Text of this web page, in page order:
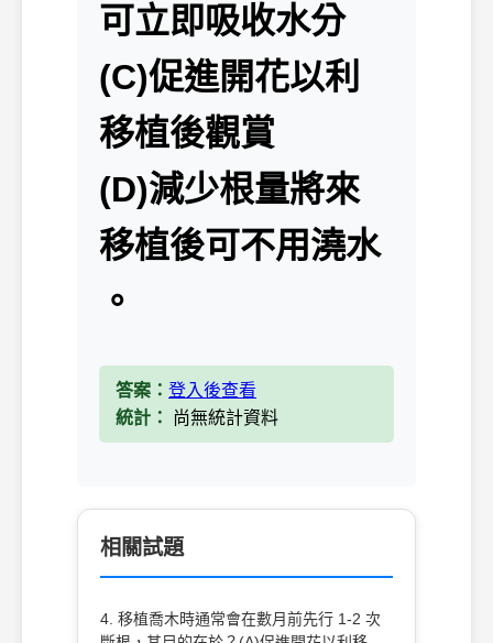
可立即吸收水分
(C)促進開花以利
移植後觀賞
(D)減少根量將來
移植後可不用澆水
。
答案： 登入後查看
統計：
尚無統計資料
相關試題
4. 移植喬木時通常會在數月前先行 1-2 次